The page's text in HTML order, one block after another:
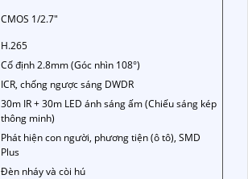
CMOS 1/2.7"
H.265
Cố định 2.8mm (Góc nhìn 108°)
ICR, chống ngược sáng DWDR
30m IR + 30m LED ánh sáng ấm (Chiếu sáng kép
thông minh)
Phát hiện con người, phương tiện (ô tô), SMD
Plus
Đèn nháy và còi hú